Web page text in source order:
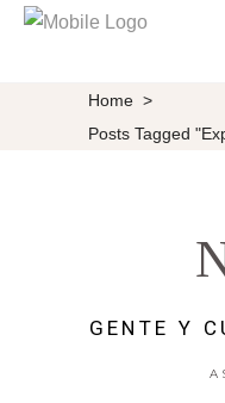
Home >
Posts Tagged
GENTE Y